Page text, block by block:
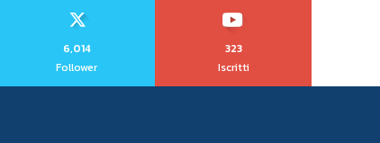
6,014
Follower
323
Iscritti